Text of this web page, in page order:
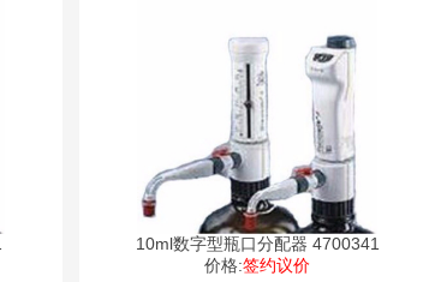
10ml数字型瓶口分配器 4700341
价格:签约议价